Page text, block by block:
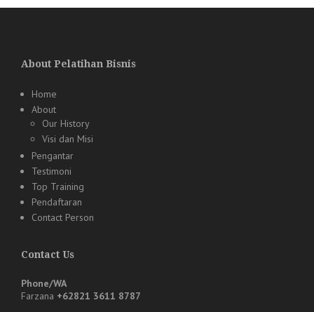
About Pelatihan Bisnis
Home
About
Our History
Visi dan Misi
Pengantar
Testimoni
Top Training
Pendaftaran
Contact Person
Contact Us
Phone/WA
Farzana +62821 3611 8787